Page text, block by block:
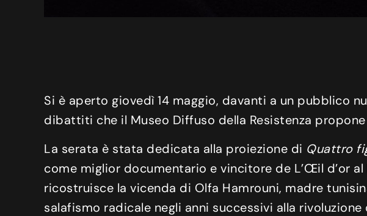
Si è aperto giovedì 14 maggio, davanti a un pubblico
dibattiti che il Museo Diffuso della Resistenza
La serata è stata dedicata alla proiezione di Quattro
come miglior documentario e vincitore de L’Œil d’or
ricostruisce la vicenda di Olfa Hamrouni, madre
salafismo radicale negli anni successivi alla